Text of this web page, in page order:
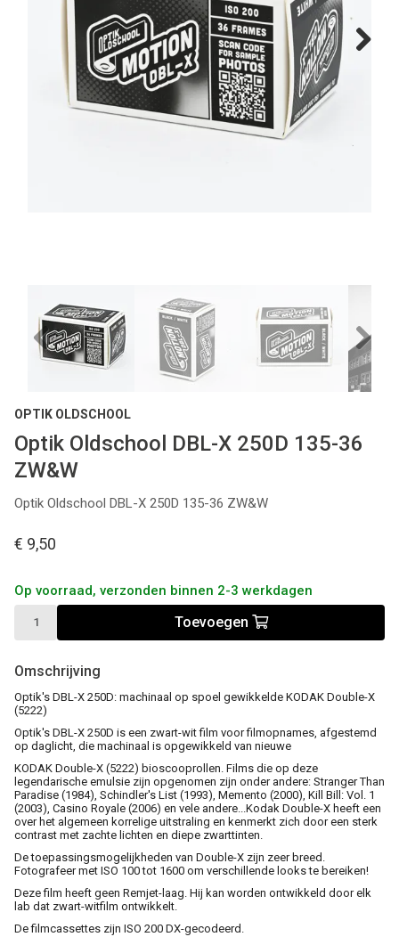
Previous Next
OPTIK OLDSCHOOL
Optik Oldschool DBL-X 250D 135-36
ZW&W
Optik Oldschool DBL-X 250D 135-36 ZW&W
€ 9,50
Op voorraad, verzonden binnen 2-3 werkdagen
Toevoegen
Omschrijving
Optik's DBL-X 250D: machinaal op spoel gewikkelde KODAK Double-X
(5222)
Optik's DBL-X 250D is een zwart-wit film voor filmopnames, afgestemd
op daglicht, die machinaal is opgewikkeld van nieuwe
KODAK Double-X (5222) bioscooprollen. Films die op deze
legendarische emulsie zijn opgenomen zijn onder andere: Stranger Than
Paradise (1984), Schindler's List (1993), Memento (2000), Kill Bill: Vol. 1
(2003), Casino Royale (2006) en vele andere...Kodak Double-X heeft een
over het algemeen korrelige uitstraling en kenmerkt zich door een sterk
contrast met zachte lichten en diepe zwarttinten.
De toepassingsmogelijkheden van Double-X zijn zeer breed.
Fotografeer met ISO 100 tot 1600 om verschillende looks te bereiken!
Deze film heeft geen Remjet-laag. Hij kan worden ontwikkeld door elk
lab dat zwart-witfilm ontwikkelt.
De filmcassettes zijn ISO 200 DX-gecodeerd.